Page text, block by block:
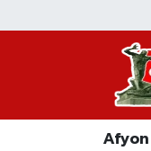
Afyon Haber